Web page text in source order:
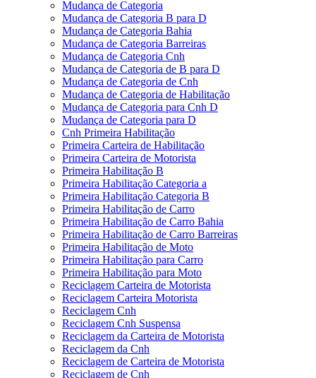
Mudança de Categoria
Mudança de Categoria B para D
Mudança de Categoria Bahia
Mudança de Categoria Barreiras
Mudança de Categoria Cnh
Mudança de Categoria de B para D
Mudança de Categoria de Cnh
Mudança de Categoria de Habilitação
Mudança de Categoria para Cnh D
Mudança de Categoria para D
Cnh Primeira Habilitação
Primeira Carteira de Habilitação
Primeira Carteira de Motorista
Primeira Habilitação B
Primeira Habilitação Categoria a
Primeira Habilitação Categoria B
Primeira Habilitação de Carro
Primeira Habilitação de Carro Bahia
Primeira Habilitação de Carro Barreiras
Primeira Habilitação de Moto
Primeira Habilitação para Carro
Primeira Habilitação para Moto
Reciclagem Carteira de Motorista
Reciclagem Carteira Motorista
Reciclagem Cnh
Reciclagem Cnh Suspensa
Reciclagem da Carteira de Motorista
Reciclagem da Cnh
Reciclagem de Carteira de Motorista
Reciclagem de Cnh